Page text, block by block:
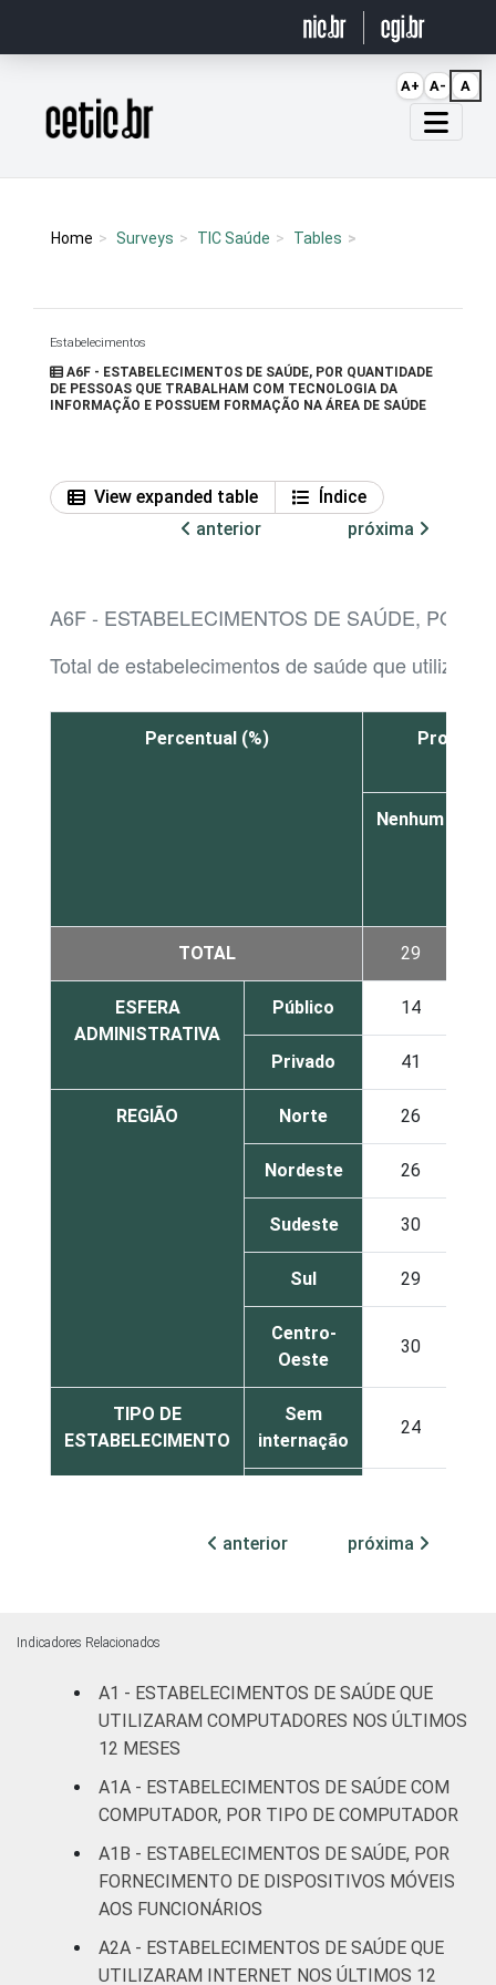
Página inicial
Home Surveys TIC Saúde Tables
Estabelecimentos
A6F - ESTABELECIMENTOS DE SAÚDE, POR QUANTIDADE
DE PESSOAS QUE TRABALHAM COM TECNOLOGIA DA
INFORMAÇÃO E POSSUEM FORMAÇÃO NA ÁREA DE SAÚDE
View expanded table
Índice
anterior
próxima
A6F - ESTABELECIMENTOS DE SAÚDE, POR
Total de estabelecimentos de saúde que
Percentual (%)
Nenhum
TOTAL 29
ESFERA
ADMINISTRATIVA
Público 14
Privado 41
REGIÃO Norte 26
Nordeste 26
Sudeste 30
Sul 29
Centro-
Oeste
30
TIPO DE
ESTABELECIMENTO
Sem
internação
24
(até 50
41
(mais de
50 leitos)
apoio à
diagnose e
terapia
44
IDENTIFICAÇÃO DE
DE SAÚDE
Não UBS 38
anterior próxima
Indicadores Relacionados
A1 - ESTABELECIMENTOS DE SAÚDE QUE
UTILIZARAM COMPUTADORES NOS ÚLTIMOS
12 MESES
A1A - ESTABELECIMENTOS DE SAÚDE COM
COMPUTADOR, POR TIPO DE COMPUTADOR
A1B - ESTABELECIMENTOS DE SAÚDE, POR
FORNECIMENTO DE DISPOSITIVOS MÓVEIS
AOS FUNCIONÁRIOS
A2A - ESTABELECIMENTOS DE SAÚDE QUE
UTILIZARAM INTERNET NOS ÚLTIMOS 12
A+ A- A